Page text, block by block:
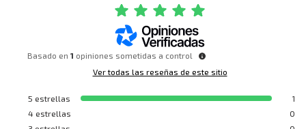
Basado en1 opiniones sometidas a control
Ver todas las reseñas de este sitio
5 estrellas
1
4 estrellas
0